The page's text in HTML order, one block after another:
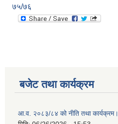
७५/७६
बजेट तथा कार्यक्रम
आ.व. २०८३/८४ को नीति तथा कार्यक्रम।